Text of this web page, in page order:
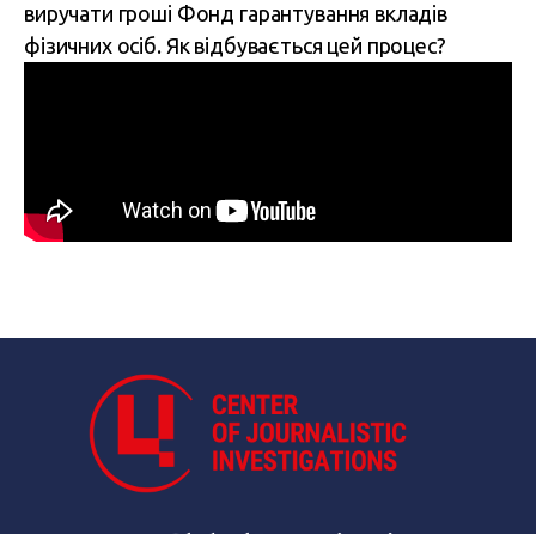
виручати гроші Фонд гарантування вкладів
фізичних осіб. Як відбувається цей процес?